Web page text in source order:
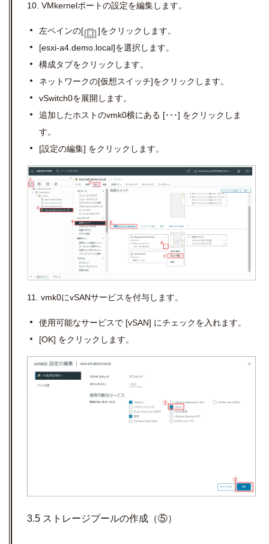
10. VMkernelポートの設定を編集します。
左ペインの[ ]をクリックします。
[esxi-a4.demo.local]を選択します。
構成タブをクリックします。
ネットワークの[仮想スイッチ]をクリックします。
vSwitch0を展開します。
追加したホストのvmk0横にある [･･･] をクリックしま
す。
[設定の編集] をクリックします。
11. vmk0にvSANサービスを付与します。
使用可能なサービスで [vSAN] にチェックを入れます。
[OK] をクリックします。
3.5 ストレージプールの作成（⑤）